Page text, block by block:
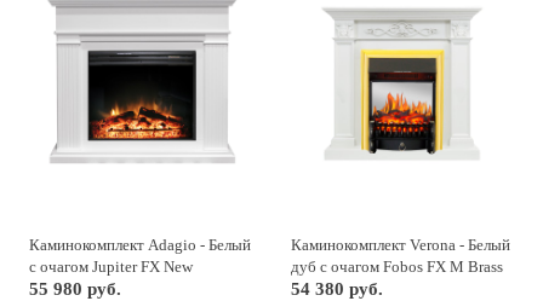
Каминокомплект Adagio - Белый
с очагом Jupiter FX New
55 980 руб.
Каминокомплект Verona - Белый
дуб с очагом Fobos FX M Brass
54 380 руб.